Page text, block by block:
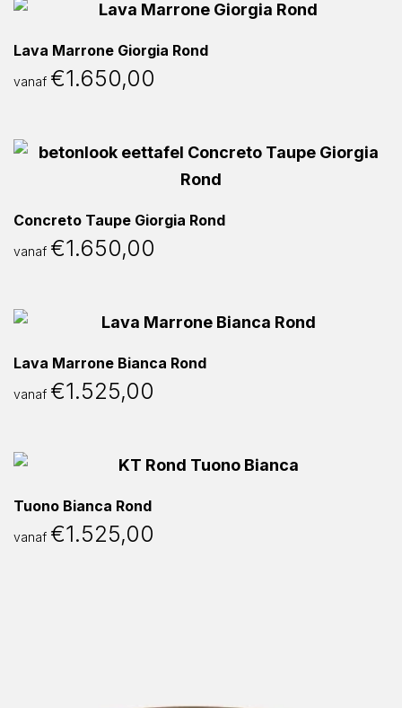
Lava Marrone Giorgia Rond
vanaf €1.650,00
Concreto Taupe Giorgia Rond
vanaf €1.650,00
Lava Marrone Bianca Rond
vanaf €1.525,00
Tuono Bianca Rond
vanaf €1.525,00